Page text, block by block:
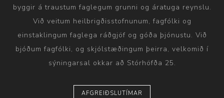
byggir á traustum faglegum grunni og áratuga reynslu.
Við veitum heilbrigðisstofnunum, fagfólki og
einstaklingum faglega ráðgjöf og góða þjónustu. Við
bjóðum fagfólki, og skjólstæðingum þeirra, velkomið í
sýningarsal okkar að Stórhöfða 25.
AFGREIÐSLUTÍMAR